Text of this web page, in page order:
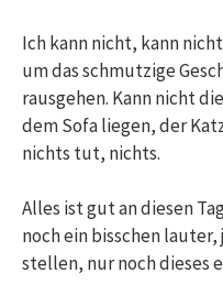
Ich kann nicht, kann
um das schmutzige
rausgehen. Kann nicht
dem Sofa liegen, der
nichts tut, nichts.
Alles ist gut an diesen
noch ein bisschen
stellen, nur noch dieses